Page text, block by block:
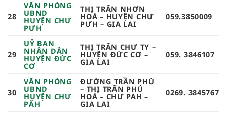
28
VĂN PHÒNG
UBND
HUYỆN CHƯ
PƯH
THỊ TRẤN NHƠN
HOÀ – HUYỆN CHƯ
PƯH – GIA LAI
059.3850009
29
UỶ BAN
NHÂN DÂN
HUYỆN ĐỨC
CƠ
THỊ TRẤN CHƯ TY –
HUYỆN ĐỨC CƠ –
GIA LAI
059. 3846107
30
VĂN PHÒNG
UBND
HUYỆN CHƯ
PĂH
ĐƯỜNG TRẦN PHÚ
– THỊ TRẤN PHÚ
HOÀ – CHƯ PAH –
GIA LAI
0269. 3845767